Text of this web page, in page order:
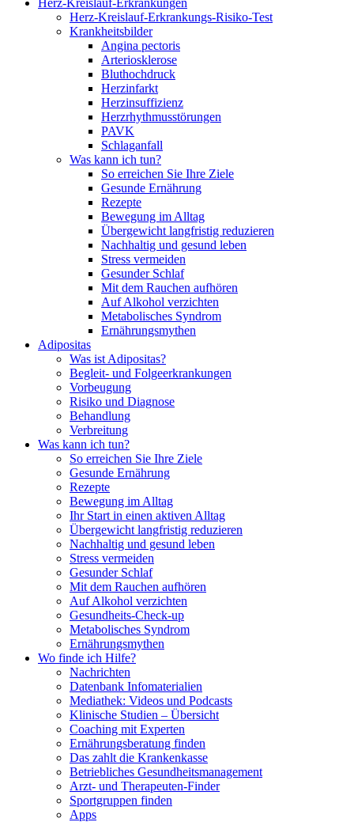
Herz-Kreislauf-Erkrankungs-Risiko-Test
Krankheitsbilder
Angina pectoris
Arteriosklerose
Bluthochdruck
Herzinfarkt
Herzinsuffizienz
Herzrhythmusstörungen
PAVK
Schlaganfall
Was kann ich tun?
So erreichen Sie Ihre Ziele
Gesunde Ernährung
Rezepte
Bewegung im Alltag
Übergewicht langfristig reduzieren
Nachhaltig und gesund leben
Stress vermeiden
Gesunder Schlaf
Mit dem Rauchen aufhören
Auf Alkohol verzichten
Metabolisches Syndrom
Ernährungsmythen
Adipositas
Was ist Adipositas?
Begleit- und Folgeerkrankungen
Vorbeugung
Risiko und Diagnose
Behandlung
Verbreitung
Was kann ich tun?
So erreichen Sie Ihre Ziele
Gesunde Ernährung
Rezepte
Bewegung im Alltag
Ihr Start in einen aktiven Alltag
Übergewicht langfristig reduzieren
Nachhaltig und gesund leben
Stress vermeiden
Gesunder Schlaf
Mit dem Rauchen aufhören
Auf Alkohol verzichten
Gesundheits-Check-up
Metabolisches Syndrom
Ernährungsmythen
Wo finde ich Hilfe?
Nachrichten
Datenbank Infomaterialien
Mediathek: Videos und Podcasts
Klinische Studien – Übersicht
Coaching mit Experten
Ernährungsberatung finden
Das zahlt die Krankenkasse
Betriebliches Gesundheitsmanagement
Arzt- und Therapeuten-Finder
Sportgruppen finden
Apps